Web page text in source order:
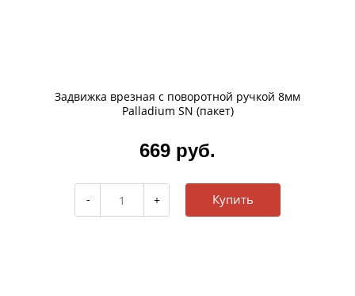
Задвижка врезная с поворотной ручкой 8мм
Palladium SN (пакет)
669 руб.
Купить